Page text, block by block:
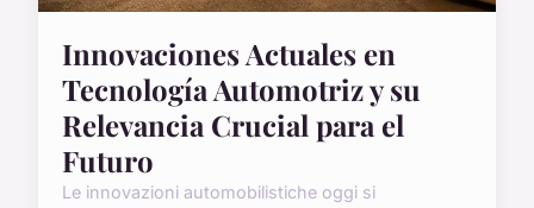
Innovaciones Actuales en
Tecnología Automotriz y su
Relevancia Crucial para el
Futuro
Le innovazioni automobilistiche oggi si